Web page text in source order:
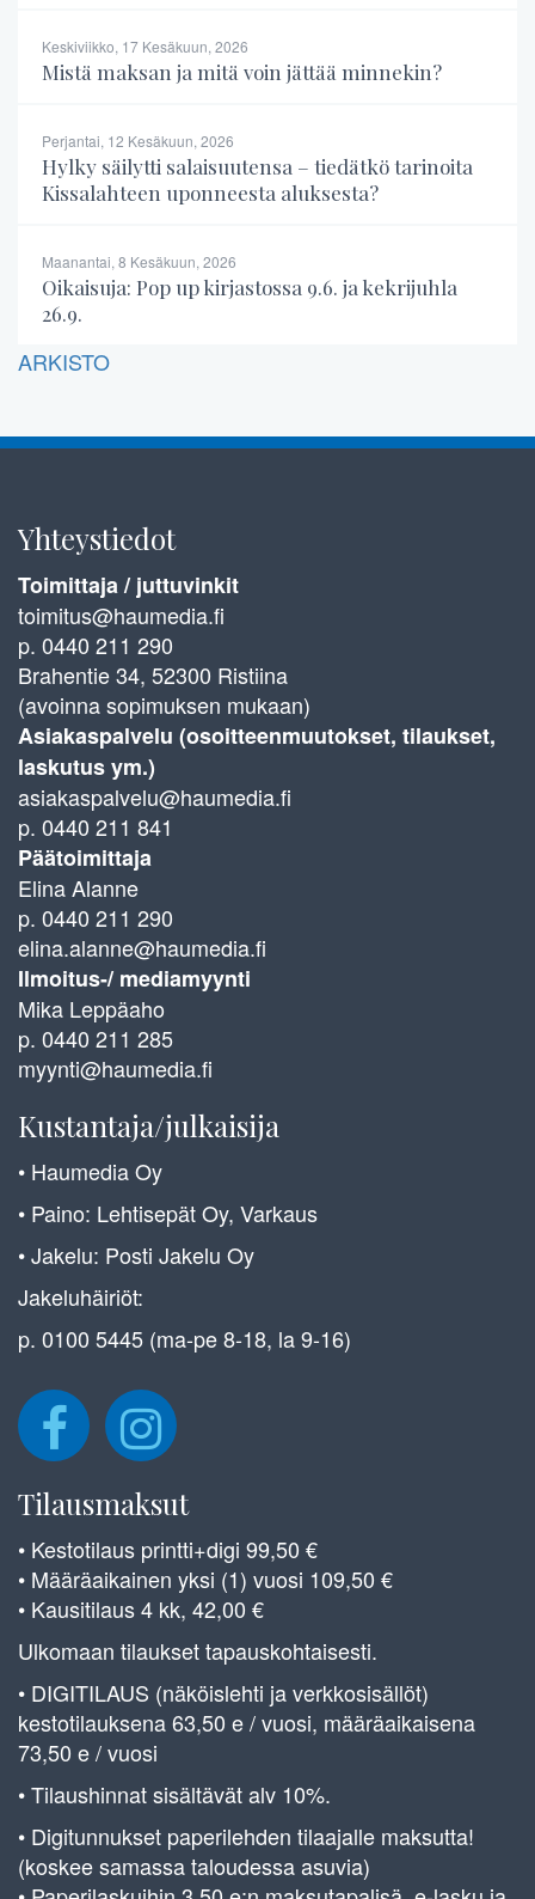
Keskiviikko, 17 Kesäkuun, 2026
Mistä maksan ja mitä voin jättää minnekin?
Perjantai, 12 Kesäkuun, 2026
Hylky säilytti salaisuutensa – tiedätkö tarinoita
Kissalahteen uponneesta aluksesta?
Maanantai, 8 Kesäkuun, 2026
Oikaisuja: Pop up kirjastossa 9.6. ja kekrijuhla
26.9.
ARKISTO
Yhteystiedot
Toimittaja / juttuvinkit
toimitus@haumedia.fi
p. 0440 211 290
Brahentie 34, 52300 Ristiina
(avoinna sopimuksen mukaan)
Asiakaspalvelu (osoitteenmuutokset, tilaukset,
laskutus ym.)
asiakaspalvelu@haumedia.fi
p. 0440 211 841
Päätoimittaja
Elina Alanne
p. 0440 211 290
elina.alanne@haumedia.fi
Ilmoitus-/ mediamyynti
Mika Leppäaho
p. 0440 211 285
myynti@haumedia.fi
Kustantaja/julkaisija
• Haumedia Oy
• Paino: Lehtisepät Oy, Varkaus
• Jakelu: Posti Jakelu Oy
Jakeluhäiriöt:
p. 0100 5445 (ma-pe 8-18, la 9-16)
Tilausmaksut
• Kestotilaus printti+digi 99,50 €
• Määräaikainen yksi (1) vuosi 109,50 €
• Kausitilaus 4 kk, 42,00 €
Ulkomaan tilaukset tapauskohtaisesti.
• DIGITILAUS (näköislehti ja verkkosisällöt)
kestotilauksena 63,50 e / vuosi, määräaikaisena
73,50 e / vuosi
• Tilaushinnat sisältävät alv 10%.
• Digitunnukset paperilehden tilaajalle maksutta!
(koskee samassa taloudessa asuvia)